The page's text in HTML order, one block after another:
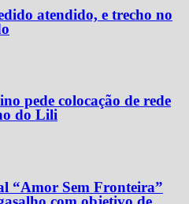
atendido, e trecho no
pede colocação de rede
do Lili
“Amor Sem Fronteira”